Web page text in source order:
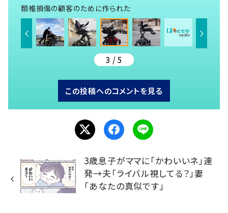
頚椎損傷の顧客のために作られた
3 / 5
この投稿へのコメントを見る
3歳息子がママに「かわいいネ」連
発→夫「ライバル視してる？」妻
「あなたの真似です」